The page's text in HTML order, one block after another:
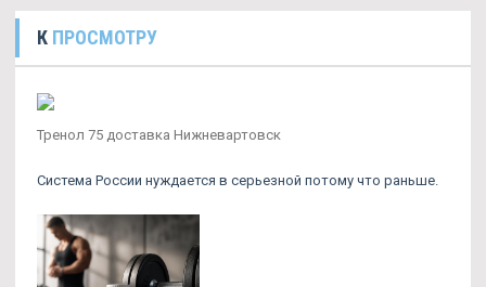
К ПРОСМОТРУ
Тренол 75 доставка Нижневартовск
Система России нуждается в серьезной потому что раньше.